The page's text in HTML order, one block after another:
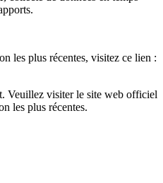
les plus récentes, visitez ce lien :
Veuillez visiter le site web officiel
les plus récentes.